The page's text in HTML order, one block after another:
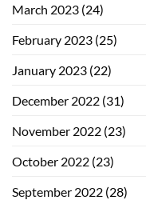
March 2023 (24)
February 2023 (25)
January 2023 (22)
December 2022 (31)
November 2022 (23)
October 2022 (23)
September 2022 (28)